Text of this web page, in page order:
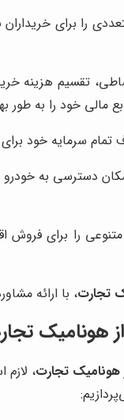
را برای
تقسیم هزینه
مالی خود را به طور
سرمایه خود
دسترسی به خودرو
را برای فروش
تجارت، با ارائه
هونامیک
هونامیک تجارت،